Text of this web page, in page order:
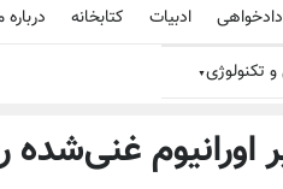
ادبیات کتابخانه درباره
تکنولوژی▼
غنی‌شده